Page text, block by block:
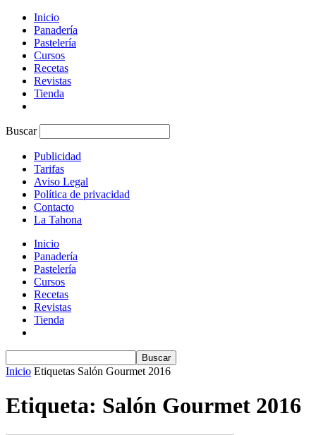
Inicio
Panadería
Pastelería
Cursos
Recetas
Revistas
Tienda
Buscar
Publicidad
Tarifas
Aviso Legal
Política de privacidad
Contacto
La Tahona
Inicio
Panadería
Pastelería
Cursos
Recetas
Revistas
Tienda
Inicio Etiquetas Salón Gourmet 2016
Etiqueta: Salón Gourmet 2016